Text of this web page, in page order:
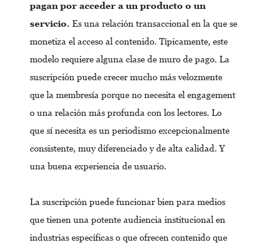
pagan por acceder a un producto o un
servicio. Es una relación transaccional en la que se
monetiza el acceso al contenido. Típicamente, este
modelo requiere alguna clase de muro de pago. La
suscripción puede crecer mucho más velozmente
que la membresía porque no necesita el engagement
o una relación más profunda con los lectores. Lo
que sí necesita es un periodismo excepcionalmente
consistente, muy diferenciado y de alta calidad. Y
una buena experiencia de usuario.
La suscripción puede funcionar bien para medios
que tienen una potente audiencia institucional en
industrias específicas o que ofrecen contenido que